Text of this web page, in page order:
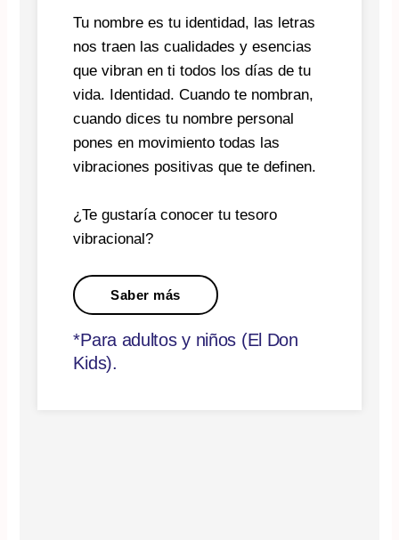
Tu nombre es tu identidad, las letras
nos traen las cualidades y esencias
que vibran en ti todos los días de tu
vida. Identidad. Cuando te nombran,
cuando dices tu nombre personal
pones en movimiento todas las
vibraciones positivas que te definen.
¿Te gustaría conocer tu tesoro
vibracional?
Saber más
*Para adultos y niños (El Don
Kids).